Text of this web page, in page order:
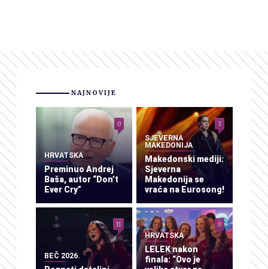
NAJNOVIJE
HRVATSKA
Preminuo Andrej
Baša, autor “Don’t
Ever Cry”
0
SJEVERNA
MAKEDONIJA
Makedonski mediji:
Sjeverna
Makedonija se
vraća na Eurosong!
3
BEČ 2026.
11
HRVATSKA
LELEK nakon
finala: “Ovo je
0